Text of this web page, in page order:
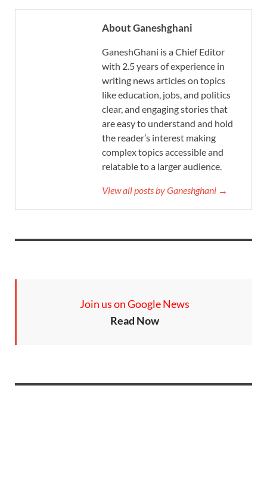
About Ganeshghani
GaneshGhani is a Chief Editor
with 2.5 years of experience in
writing news articles on topics
like education, jobs, and politics
clear, and engaging stories that
are easy to understand and hold
the reader’s interest making
complex topics accessible and
relatable to a larger audience.
View all posts by Ganeshghani →
Join us on Google News
Read Now